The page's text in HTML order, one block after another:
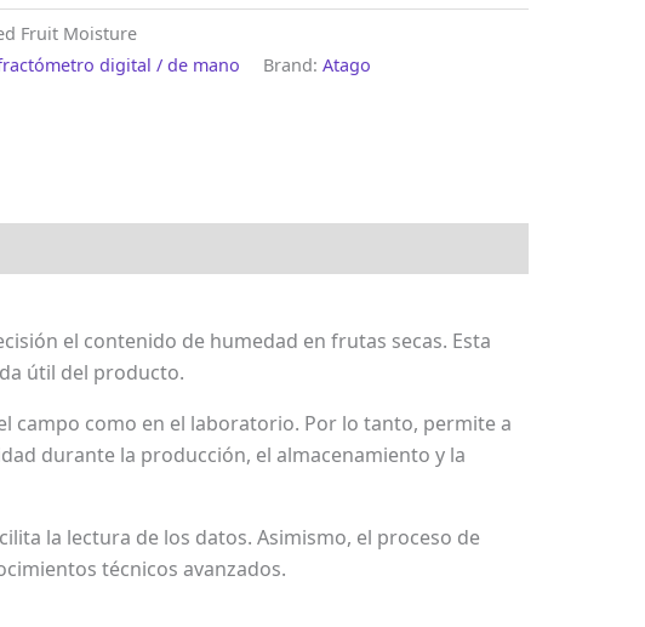
Fruit Moisture
digital / de mano Brand:Atago
el contenido de humedad en frutas secas. Esta
útil del producto.
campo como en el laboratorio. Por lo tanto, permite a
durante la producción, el almacenamiento y la
la lectura de los datos. Asimismo, el proceso de
técnicos avanzados.